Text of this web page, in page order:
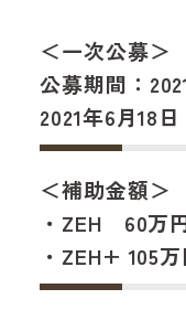
＜一次公募＞
公募期間：
2021年6月18
＜補助金額＞
・ZEH 60万
・ZEH+ 105